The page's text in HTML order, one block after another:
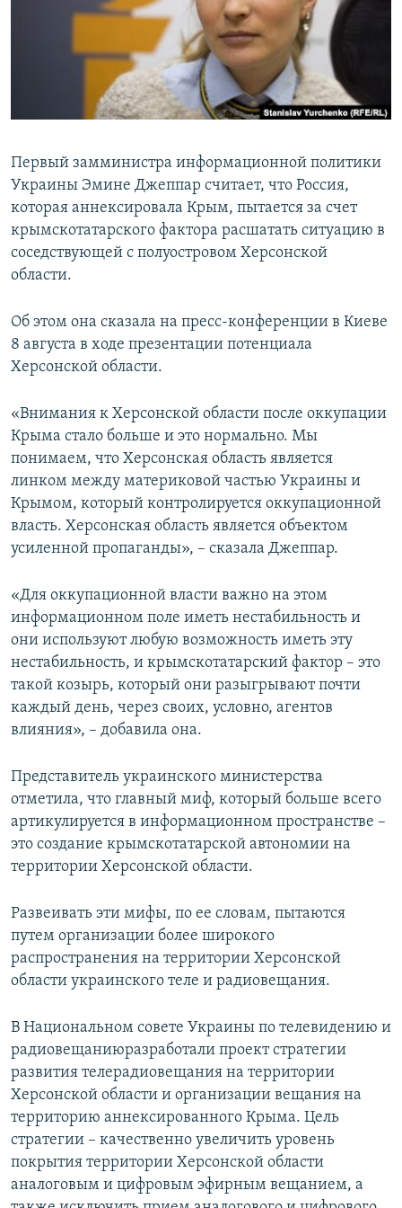
ПОБЕДИТЕЛЕЙ НЕ СУДЯТ?
КРЫМ.НЕПОКОРЕННЫЙ
УКРАИНСКАЯ ПРОБЛЕМА КРЫМА
ПРИСОЕДИНЯЙТЕСЬ!
Первый замминистра информационной политики
Украины Эмине Джеппар считает, что Россия,
которая аннексировала Крым, пытается за счет
крымскотатарского фактора расшатать ситуацию в
соседствующей с полуостровом Херсонской
области.
Об этом она сказала на пресс-конференции в Киеве
8 августа в ходе презентации потенциала
Херсонской области.
«Внимания к Херсонской области после оккупации
Крыма стало больше и это нормально. Мы
понимаем, что Херсонская область является
линком между материковой частью Украины и
Крымом, который контролируется оккупационной
власть. Херсонская область является объектом
усиленной пропаганды», – сказала Джеппар.
«Для оккупационной власти важно на этом
информационном поле иметь нестабильность и
они используют любую возможность иметь эту
нестабильность, и крымскотатарский фактор – это
такой козырь, который они разыгрывают почти
каждый день, через своих, условно, агентов
влияния», – добавила она.
Представитель украинского министерства
отметила, что главный миф, который больше всего
артикулируется в информационном пространстве –
это создание крымскотатарской автономии на
территории Херсонской области.
Развеивать эти мифы, по ее словам, пытаются
путем организации более широкого
распространения на территории Херсонской
области украинского теле и радиовещания.
В Национальном совете Украины по телевидению и
радиовещаниюразработали проект стратегии
развития телерадиовещания на территории
Херсонской области и организации вещания на
территорию аннексированного Крыма. Цель
стратегии – качественно увеличить уровень
покрытия территории Херсонской области
аналоговым и цифровым эфирным вещанием, а